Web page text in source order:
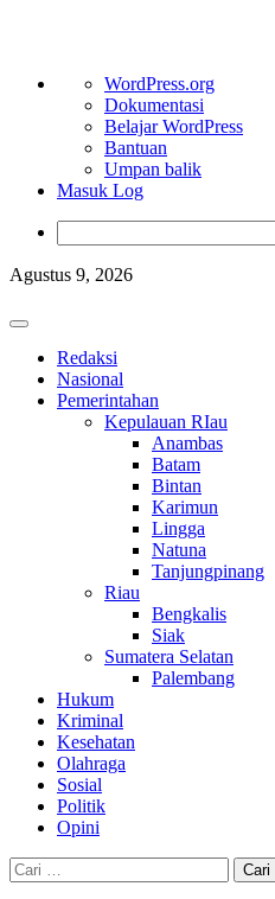
Tentang
WordPress
WordPress.org
Dokumentasi
Belajar WordPress
Bantuan
Umpan balik
Masuk Log
Skip
content
Agustus 9, 2026
Primary
Redaksi
Nasional
Pemerintahan
Kepulauan RIau
Anambas
Batam
Bintan
Karimun
Lingga
Natuna
Tanjungpinang
Riau
Bengkalis
Siak
Sumatera Selatan
Palembang
Hukum
Kriminal
Kesehatan
Olahraga
Sosial
Politik
Opini
Cari
untuk: